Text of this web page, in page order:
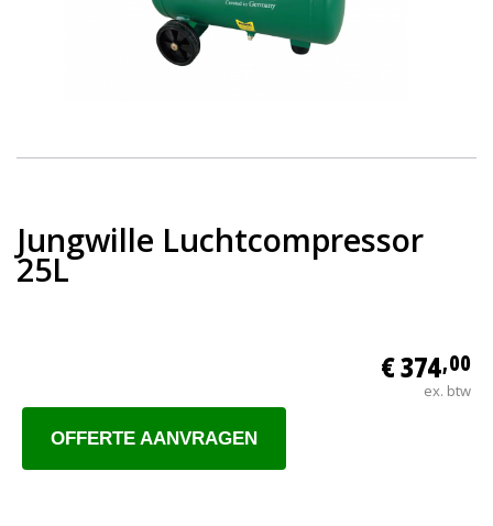
Jungwille Luchtcompressor
25L
€ 374,00
ex. btw
OFFERTE AANVRAGEN